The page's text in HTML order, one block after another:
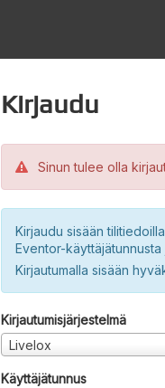
Kirjaudu
Sinun tulee olla
Kirjaudu sisään
Eventor-käyttäjätunnusta
Kirjautumalla sisään
Kirjautumisjärjestelmä
Livelox
Käyttäjätunnus